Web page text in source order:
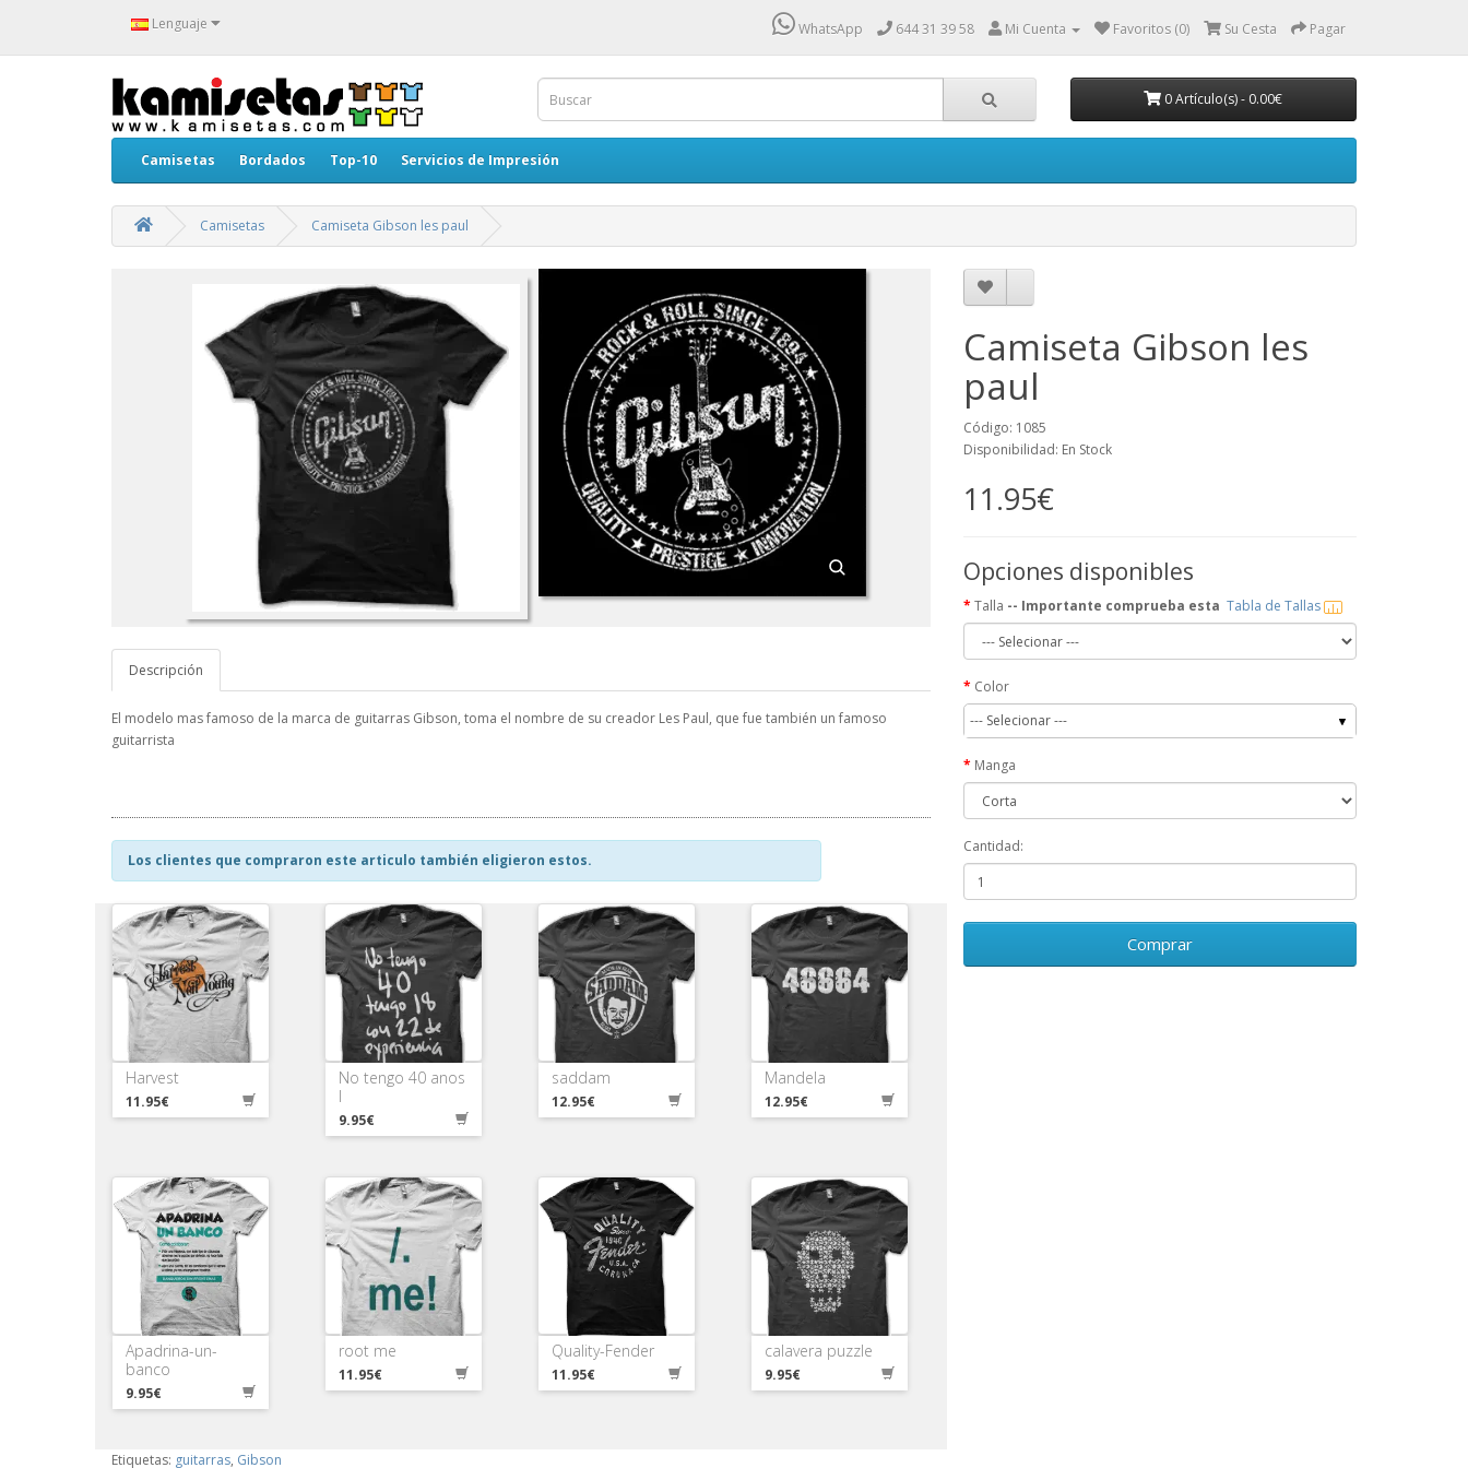
Lenguaje WhatsApp 644 31 39 58 Mi Cuenta Favoritos (0) Su Cesta Pagar
0 Artículo(s) - 0.00€
Camisetas Bordados Top-10 Servicios de Impresión
Camisetas Camiseta Gibson les paul
Descripción
El modelo mas famoso de la marca de guitarras Gibson, toma el nombre de su creador Les Paul, que fue también un famoso
guitarrista
Los clientes que compraron este articulo también eligieron estos.
Harvest
11.95€
No tengo 40 anos
I
9.95€
saddam
12.95€
Mandela
12.95€
Apadrina-un-
banco
9.95€
root me
11.95€
Quality-Fender
11.95€
calavera puzzle
9.95€
Camiseta Gibson les
paul
Código: 1085
Disponibilidad: En Stock
11.95€
Opciones disponibles
Talla -- Importante comprueba esta Tabla de Tallas
Color
--- Selecionar ---
Manga
Cantidad:
Comprar
Etiquetas: guitarras, Gibson